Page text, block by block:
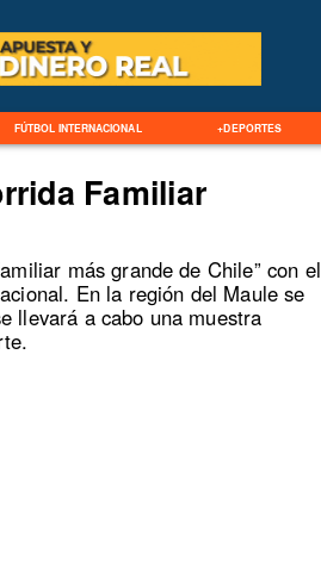
FÚTBOL INTERNACIONAL +DEPORTES
Familiar
más grande de Chile” con el
En la región del Maule se
llevará a cabo una muestra